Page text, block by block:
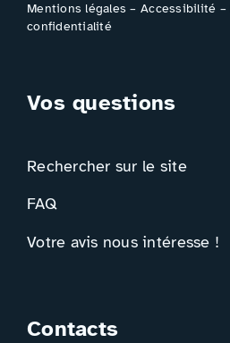
Mentions légales –Accessibilité –
confidentialité
Vos questions
Rechercher sur le site
FAQ
Votre avis nous intéresse !
Contacts